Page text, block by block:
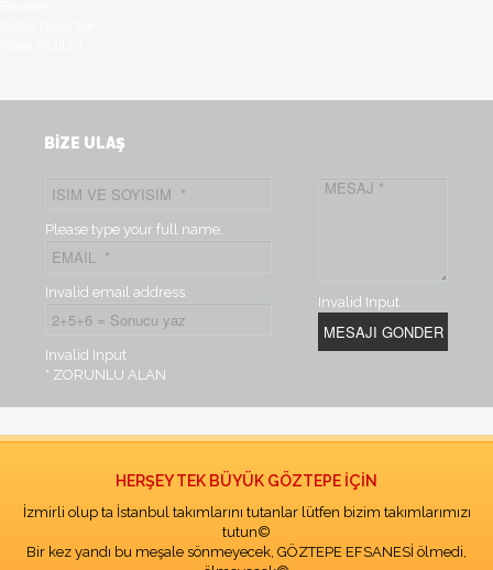
BİZE ULAŞ
Please type your full name.
Invalid email address.
Invalid Input
* ZORUNLU ALAN
Invalid Input
HERŞEY TEK BÜYÜK GÖZTEPE İÇİN
İzmirli olup ta İstanbul takımlarını tutanlar lütfen bizim takımlarımızı
tutun©
Bir kez yandı bu meşale sönmeyecek, GÖZTEPE EFSANESİ ölmedi,